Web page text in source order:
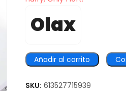
Olax
Añadir al carrito
SKU: 613527715939